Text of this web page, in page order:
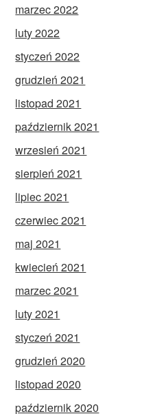
marzec 2022
luty 2022
styczeń 2022
grudzień 2021
listopad 2021
październik 2021
wrzesień 2021
sierpień 2021
lipiec 2021
czerwiec 2021
maj 2021
kwiecień 2021
marzec 2021
luty 2021
styczeń 2021
grudzień 2020
listopad 2020
październik 2020